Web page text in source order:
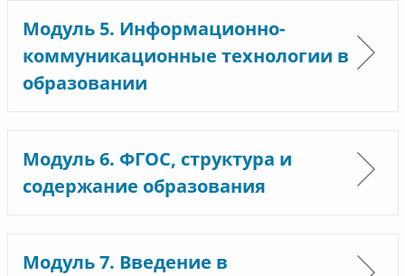
Модуль 5. Информационно-
коммуникационные технологии в
образовании
Модуль 6. ФГОС, структура и
содержание образования
Модуль 7. Введение в